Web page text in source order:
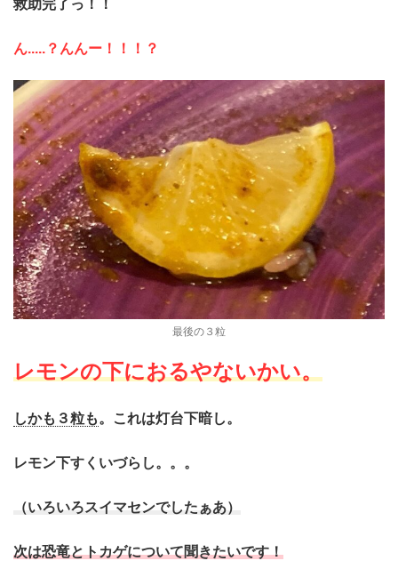
救助完了っ！！
ん.....？んんー！！！？
最後の３粒
レモンの下におるやないかい。
しかも３粒も。これは灯台下暗し。
レモン下すくいづらし。。。
（いろいろスイマセンでしたぁあ）
次は恐竜とトカゲについて聞きたいです！